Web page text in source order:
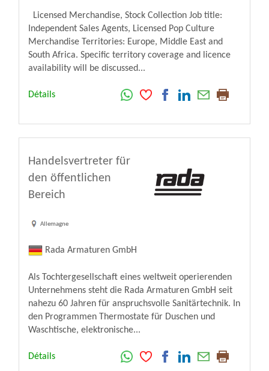
Licensed Merchandise, Stock Collection Job title:
Independent Sales Agents, Licensed Pop Culture
Merchandise Territories: Europe, Middle East and
South Africa. Specific territory coverage and licence
availability will be discussed...
Détails
Handelsvertreter für
den öffentlichen
Bereich
Allemagne
Rada Armaturen GmbH
Als Tochtergesellschaft eines weltweit operierenden
Unternehmens steht die Rada Armaturen GmbH seit
nahezu 60 Jahren für anspruchsvolle Sanitärtechnik. In
den Programmen Thermostate für Duschen und
Waschtische, elektronische...
Détails